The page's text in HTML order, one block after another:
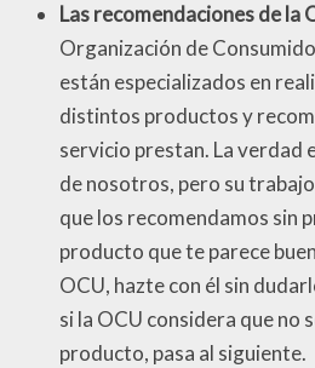
Las recomendaciones de la
Organización de
están especializados en
distintos productos y
servicio prestan. La verdad
de nosotros, pero su
que los recomendamos sin
producto que te parece
OCU, hazte con él sin
si la OCU considera que no
producto, pasa al siguiente.